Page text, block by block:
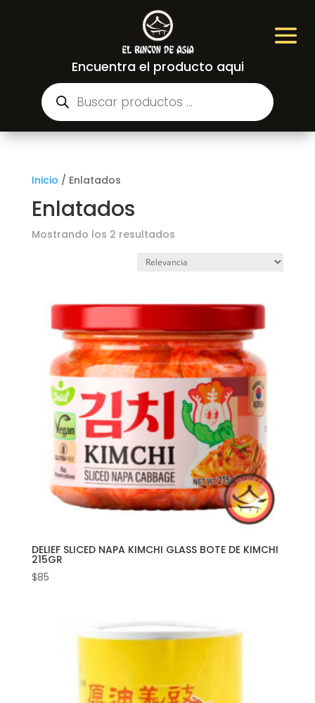
Encuentra el producto aqui
Búsqueda
de
productos
Inicio / Enlatados
Enlatados
Mostrando los 2 resultados
DELIEF SLICED NAPA KIMCHI GLASS BOTE DE KIMCHI
215GR
$85